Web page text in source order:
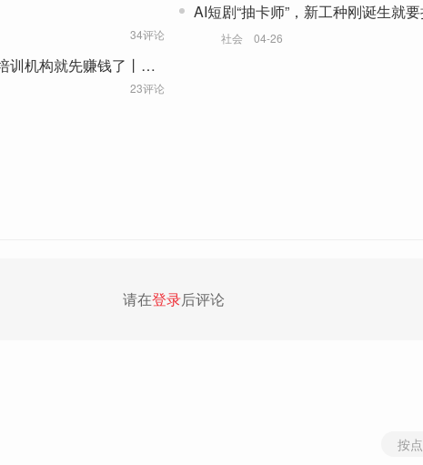
34评论
AI短剧“抽卡师”，新工种刚诞生就
汰丨剧变
社会 04-26
训机构就先赚钱了丨剧
23评论
请在登录后评论
按